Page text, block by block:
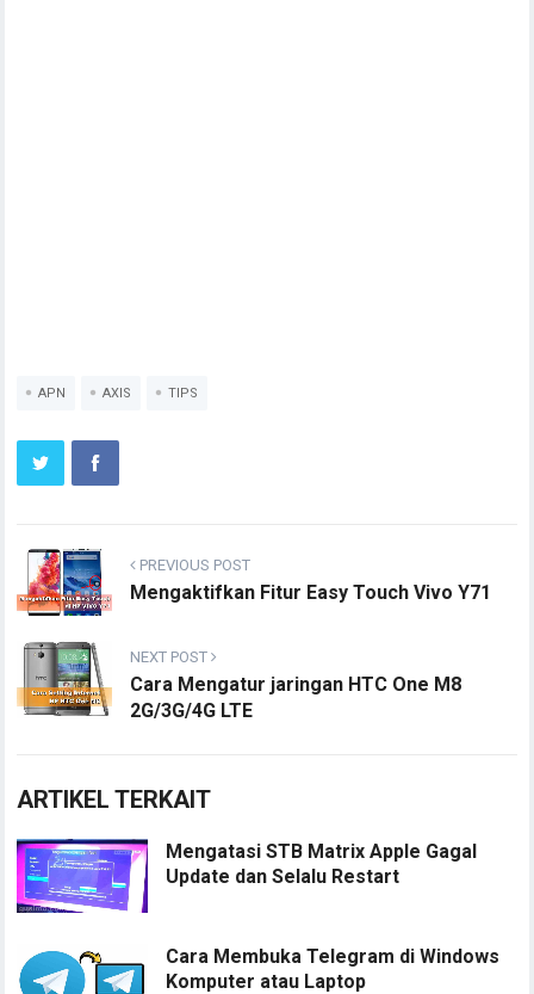
APN AXIS TIPS
PREVIOUS POST
Mengaktifkan Fitur Easy Touch Vivo Y71
NEXT POST
Cara Mengatur jaringan HTC One M8
2G/3G/4G LTE
ARTIKEL TERKAIT
Mengatasi STB Matrix Apple Gagal
Update dan Selalu Restart
Cara Membuka Telegram di Windows
Komputer atau Laptop